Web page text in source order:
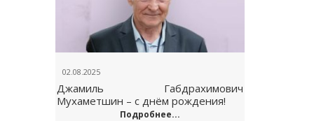
02.08.2025
Джамиль Габдрахимович
Мухаметшин – с днём рождения!
Подробнее...